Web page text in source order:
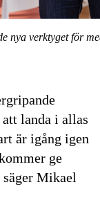
nya verktyget för
landa i allas
är igång igen
ge
Mikael